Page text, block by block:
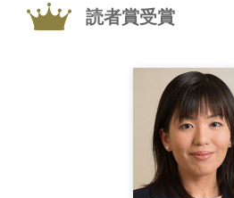
選考委員紹
受賞作品と選評
第25回R-18文学賞受
読者賞受賞